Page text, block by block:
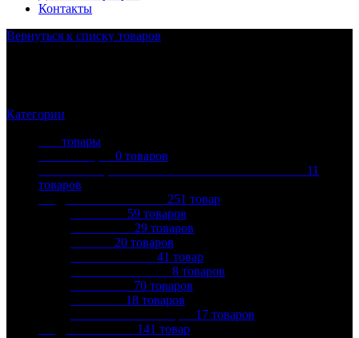
Контакты
Вернуться к списку товаров
Категории
товары
0 товаров
11
товаров
251 товар
59 товаров
29 товаров
20 товаров
41 товар
8 товаров
70 товаров
18 товаров
17 товаров
141 товар